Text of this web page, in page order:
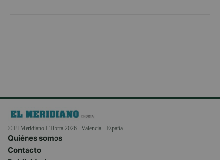
© El Meridiano L'Horta 2026 - Valencia - España
Quiénes somos
Contacto